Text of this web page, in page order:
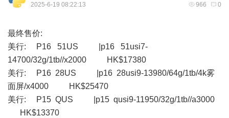
966 0
2025-6-19 08:22:13
最终售价:
美行: P16 51US |p16 51usi7-
14700/32g/1tb//x2000 HK$17380
美行: P16 28US |p16 28usi9-13980/64g/1tb/4k雾
面屏/x4000 HK$25470
美行: P15 QUS |p15 qusi9-11950/32g/1tb//a3000
HK$13370